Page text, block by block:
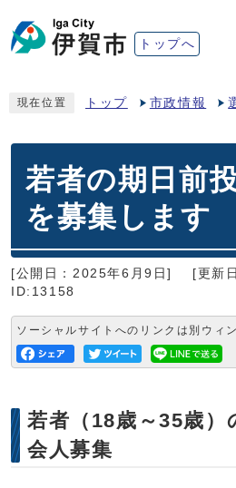
トップへ
現在位置 トップ 市政情報
若者の期日前
を募集します
[公開日：2025年6月9日]
[更新
ID:13158
ソーシャルサイトへのリンクは別ウィ
若者（18歳～35歳）
会人募集